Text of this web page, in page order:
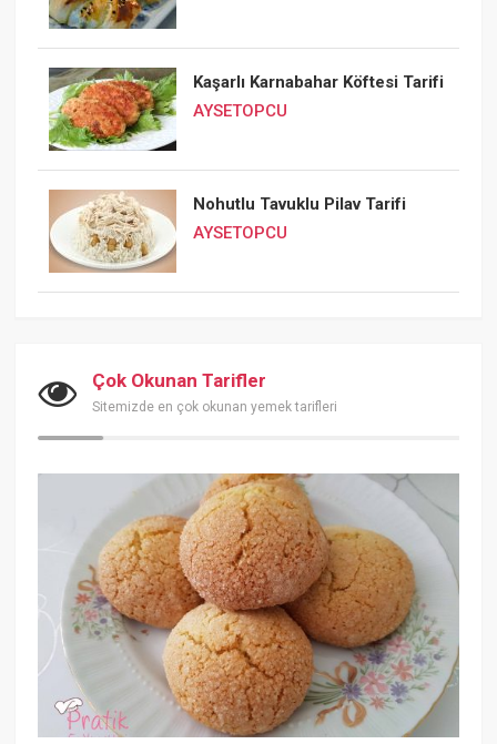
Kaşarlı Karnabahar Köftesi Tarifi
AYSETOPCU
Nohutlu Tavuklu Pilav Tarifi
AYSETOPCU
Çok Okunan Tarifler
Sitemizde en çok okunan yemek tarifleri